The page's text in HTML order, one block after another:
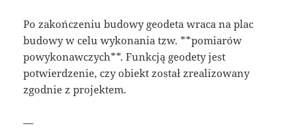
Po zakończeniu budowy geodeta wraca na plac
budowy w celu wykonania tzw. **pomiarów
powykonawczych**. Funkcją geodety jest
potwierdzenie, czy obiekt został zrealizowany
zgodnie z projektem.
—